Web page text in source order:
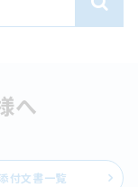
へ
付文書一覧